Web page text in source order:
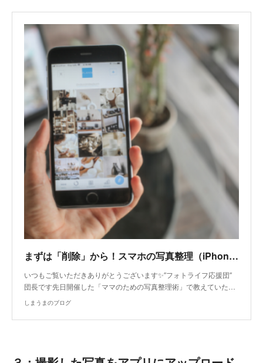
まずは「削除」から！スマホの写真整理（iPhone・Googleフォト）
いつもご覧いただきありがとうございます✨″フォトライフ応援団″
団長です先日開催した「ママのための写真整理術」で教えていた…
しまうまのブログ